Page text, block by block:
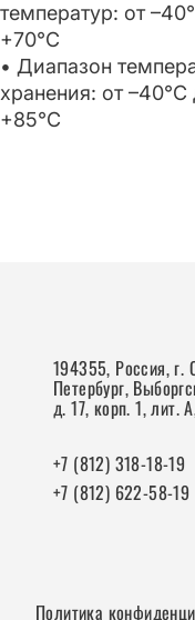
температур: от
+70°С
• Диапазон
хранения: от –40°С
+85°С
194355, Россия, г.
Петербург,
д. 17, корп. 1, лит.
+7 (812) 318-18-19
+7 (812) 622-58-19
Политика